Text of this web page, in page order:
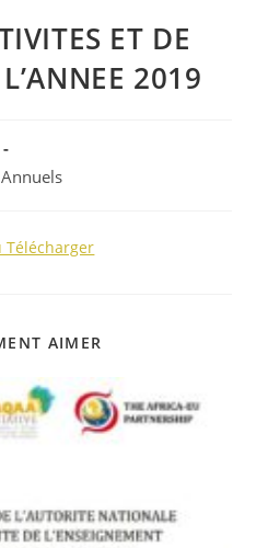
ET DE
2019
Télécharger
AIMER